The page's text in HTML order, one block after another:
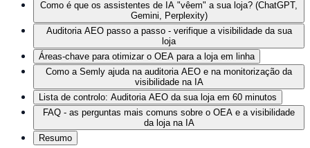
Como é que os assistentes de IA "vêem" a sua loja? (ChatGPT,
Gemini, Perplexity)
Auditoria AEO passo a passo - verifique a visibilidade da sua
loja
Áreas-chave para otimizar o OEA para a loja em linha
Como a Semly ajuda na auditoria AEO e na monitorização da
visibilidade na IA
Lista de controlo: Auditoria AEO da sua loja em 60 minutos
FAQ - as perguntas mais comuns sobre o OEA e a visibilidade
da loja na IA
Resumo